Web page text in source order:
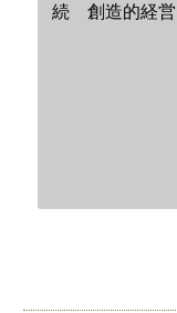
続 創造的経営